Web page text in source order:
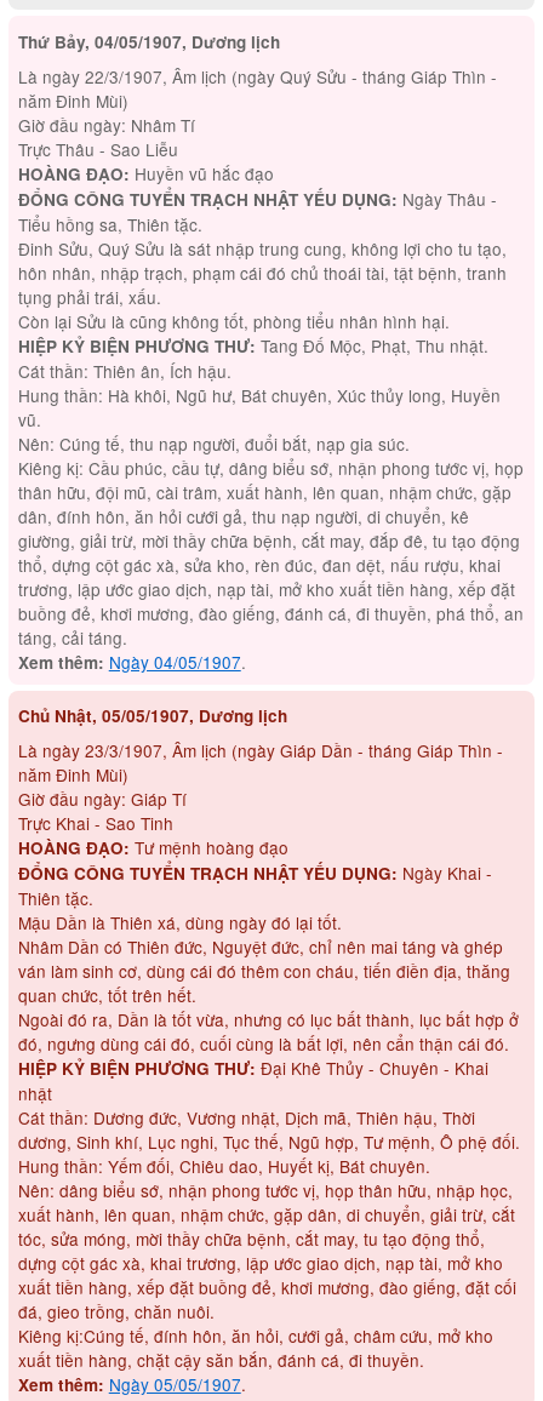
Thứ Bảy, 04/05/1907, Dương lịch
Là ngày 22/3/1907, Âm lịch (ngày Quý Sửu - tháng Giáp Thìn -
năm Đinh Mùi)
Giờ đầu ngày: Nhâm Tí
Trực Thâu - Sao Liễu
HOÀNG ĐẠO: Huyền vũ hắc đạo
ĐỔNG CÔNG TUYỂN TRẠCH NHẬT YẾU DỤNG: Ngày Thâu -
Tiểu hồng sa, Thiên tặc.
Đinh Sửu, Quý Sửu là sát nhập trung cung, không lợi cho tu tạo,
hôn nhân, nhập trạch, phạm cái đó chủ thoái tài, tật bệnh, tranh
tụng phải trái, xấu.
Còn lại Sửu là cũng không tốt, phòng tiểu nhân hình hại.
HIỆP KỶ BIỆN PHƯƠNG THƯ: Tang Đố Mộc, Phạt, Thu nhật.
Cát thần: Thiên ân, Ích hậu.
Hung thần: Hà khôi, Ngũ hư, Bát chuyên, Xúc thủy long, Huyền
vũ.
Nên: Cúng tế, thu nạp người, đuổi bắt, nạp gia súc.
Kiêng kị: Cầu phúc, cầu tự, dâng biểu sớ, nhận phong tước vị, họp
thân hữu, đội mũ, cài trâm, xuất hành, lên quan, nhậm chức, gặp
dân, đính hôn, ăn hỏi cưới gả, thu nạp người, di chuyển, kê
giường, giải trừ, mời thầy chữa bệnh, cắt may, đắp đê, tu tạo động
thổ, dựng cột gác xà, sửa kho, rèn đúc, đan dệt, nấu rượu, khai
trương, lập ước giao dịch, nạp tài, mở kho xuất tiền hàng, xếp đặt
buồng đẻ, khơi mương, đào giếng, đánh cá, đi thuyền, phá thổ, an
táng, cải táng.
Xem thêm: Ngày 04/05/1907.
Chủ Nhật, 05/05/1907, Dương lịch
Là ngày 23/3/1907, Âm lịch (ngày Giáp Dần - tháng Giáp Thìn -
năm Đinh Mùi)
Giờ đầu ngày: Giáp Tí
Trực Khai - Sao Tinh
HOÀNG ĐẠO: Tư mệnh hoàng đạo
ĐỔNG CÔNG TUYỂN TRẠCH NHẬT YẾU DỤNG: Ngày Khai -
Thiên tặc.
Mậu Dần là Thiên xá, dùng ngày đó lại tốt.
Nhâm Dần có Thiên đức, Nguyệt đức, chỉ nên mai táng và ghép
ván làm sinh cơ, dùng cái đó thêm con cháu, tiến điền địa, thăng
quan chức, tốt trên hết.
Ngoài đó ra, Dần là tốt vừa, nhưng có lục bất thành, lục bất hợp ở
đó, ngưng dùng cái đó, cuối cùng là bất lợi, nên cẩn thận cái đó.
HIỆP KỶ BIỆN PHƯƠNG THƯ: Đại Khê Thủy - Chuyên - Khai
nhật
Cát thần: Dương đức, Vương nhật, Dịch mã, Thiên hậu, Thời
dương, Sinh khí, Lục nghi, Tục thế, Ngũ hợp, Tư mệnh, Ô phệ đối.
Hung thần: Yếm đối, Chiêu dao, Huyết kị, Bát chuyên.
Nên: dâng biểu sớ, nhận phong tước vị, họp thân hữu, nhập học,
xuất hành, lên quan, nhậm chức, gặp dân, di chuyển, giải trừ, cắt
tóc, sửa móng, mời thầy chữa bệnh, cắt may, tu tạo động thổ,
dựng cột gác xà, khai trương, lập ước giao dịch, nạp tài, mở kho
xuất tiền hàng, xếp đặt buồng đẻ, khơi mương, đào giếng, đặt cối
đá, gieo trồng, chăn nuôi.
Kiêng kị:Cúng tế, đính hôn, ăn hỏi, cưới gả, châm cứu, mở kho
xuất tiền hàng, chặt cậy săn bắn, đánh cá, đi thuyền.
Xem thêm: Ngày 05/05/1907.